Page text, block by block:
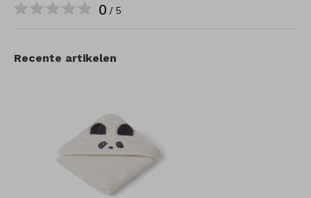
0 / 5
Recente artikelen